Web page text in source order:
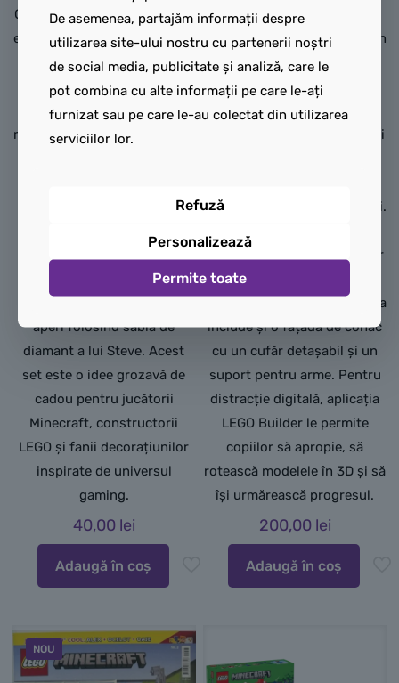
Copiii se alătură unuia dintre
eroii jocurilor, Steve, pe când
acesta extrage diamante în
biomul taiga Minecraft, cu
arborele său distinctiv de
molid, zăpadă și vegetație de
comori. Setul include și un
aperi folosind sabia de
diamant a lui Steve. Acest
set este o idee grozavă de
cadou pentru jucătorii
Minecraft, constructorii
LEGO și fanii decorațiunilor
inspirate de universul
gaming.
40,00 lei
Adaugă în coș
reprezentând personaje din
film: Steve, Garrett, Henry, un
bebeluș zombi, un bebeluș
zombi călare pe pui și un
mare porc articulat, plus
arme și poțiuni pe care copiii
explorează propriile aventuri.
funcțional, cu tabele de scor
și mânere pe care copiii le
pot atașa luptătorilor. Acesta
include și o fațadă de conac
cu un cufăr detașabil și un
suport pentru arme. Pentru
distracție digitală, aplicația
LEGO Builder le permite
copiilor să apropie, să
rotească modelele în 3D și să
își urmărească progresul.
200,00 lei
Adaugă în coș
NOU
De asemenea, partajăm informații despre
utilizarea site-ului nostru cu partenerii noștri
de social media, publicitate și analiză, care le
pot combina cu alte informații pe care le-ați
furnizat sau pe care le-au colectat din utilizarea
serviciilor lor.
Refuză
Personalizează
Permite toate